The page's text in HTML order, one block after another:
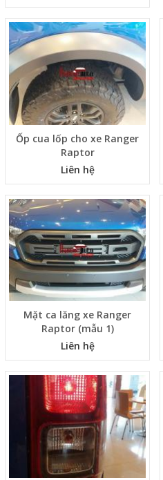
Ốp cua lốp cho xe Ranger
Raptor
Liên hệ
Mặt ca lăng xe Ranger
Raptor (mẫu 1)
Liên hệ